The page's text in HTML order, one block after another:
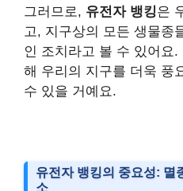
그러므로, 유전자 뱅킹은
고, 지구상의 모든 생물종
인 조치라고 볼 수 있어요.
해 우리의 지구를 더욱 풍
수 있을 거예요.
유전자 뱅킹의 중요성: 멸
소